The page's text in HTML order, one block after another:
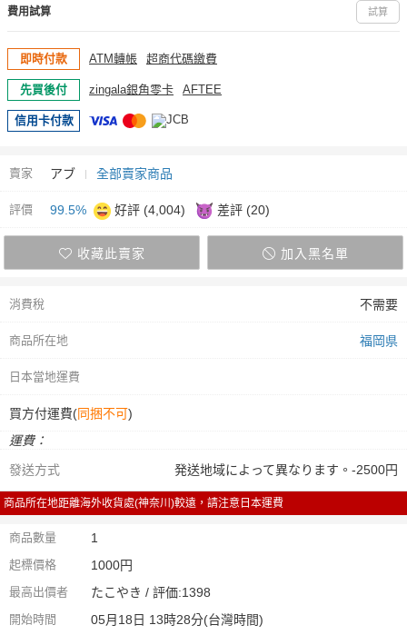
費用試算 試算
即時付款 ATM轉帳 超商代碼繳費
先買後付 zingala銀角零卡 AFTEE
信用卡付款
賣家 アブ 全部賣家商品
評價 99.5% 好評 (4,004) 差評 (20)
收藏此賣家 加入黑名單
消費稅 不需要
商品所在地 福岡県
日本當地運費
買方付運費(同捆不可)
運費：
發送方式
発送地域によって異なります。-2500円
商品所在地距離海外收貨處(神奈川)較遠，請注意日本運費
商品數量 1
起標價格 1000円
最高出價者 たこやき / 評価:1398
開始時間 05月18日 13時28分(台灣時間)